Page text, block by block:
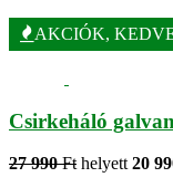
AKCIÓK,
Csirkeháló
27 990 Ft helyett 20